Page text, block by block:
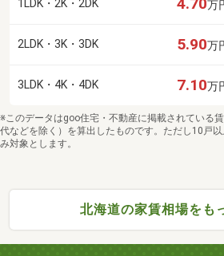
1LDK・2K・2DK 万
2LDK・3K・3DK 5.90万
3LDK・4K・4DK 7.10万
※このデータはgoo住宅・不動産に掲載されている
代などを除く）を算出したものです。ただし10戸
み対象とします。
北海道の家賃相場をも